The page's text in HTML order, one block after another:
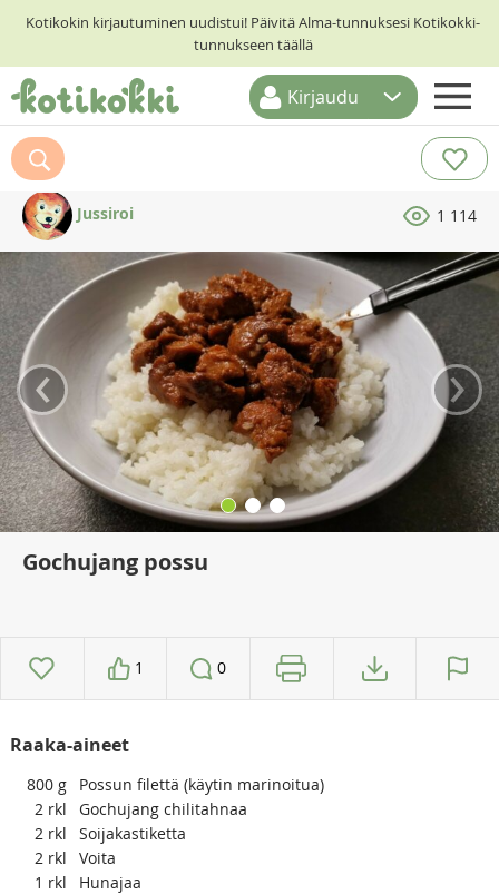
Kotikokin kirjautuminen uudistui! Päivitä Alma-tunnuksesi Kotikokki-
tunnukseen täällä
ETUSIVU
RESEPTIHAKU
RUOKATEEMAT
KESKUSTELUT
KOTIKOKIT
Kirjaudu
Jussiroi 1 114
‹ ›
Gochujang possu
1 0
Raaka-aineet
800 g
Possun filettä (käytin marinoitua)
2 rkl
Gochujang chilitahnaa
2 rkl
Soijakastiketta
2 rkl
Voita
1 rkl
Hunajaa